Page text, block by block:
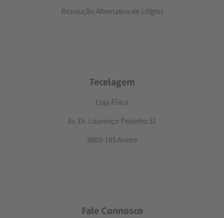
Resolução Alternativa de Litígios
Tecelagem
Loja Física
Av. Dr. Lourenço Peixinho 51
3800-165 Aveiro
Fale Connosco